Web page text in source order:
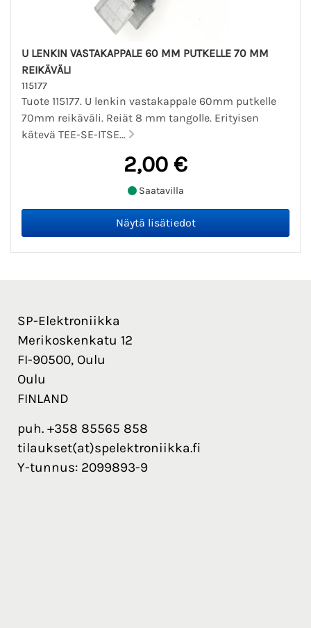
U LENKIN VASTAKAPPALE 60 MM PUTKELLE 70 MM
REIKÄVÄLI
115177
Tuote 115177. U lenkin vastakappale 60mm putkelle
70mm reikäväli. Reiät 8 mm tangolle. Erityisen
kätevä TEE-SE-ITSE...
2,00 €
Saatavilla
SP-Elektroniikka
Merikoskenkatu 12
FI-90500, Oulu
Oulu
FINLAND
puh. +358 85565 858
tilaukset(at)spelektroniikka.fi
Y-tunnus: 2099893-9